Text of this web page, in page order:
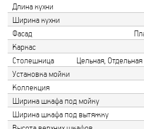
Длина кухни
Ширина кухни
Фасад
Каркас
Столешница
Цельная,
Установка мойки
Коллекция
Ширина шкафа под мойку
Ширина шкафа под вытяжку